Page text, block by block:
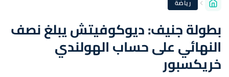
رياضة
بطولة جنيف: ديوكوفيتش يبلغ نصف
النهائي على حساب الهولندي
خريكسبور